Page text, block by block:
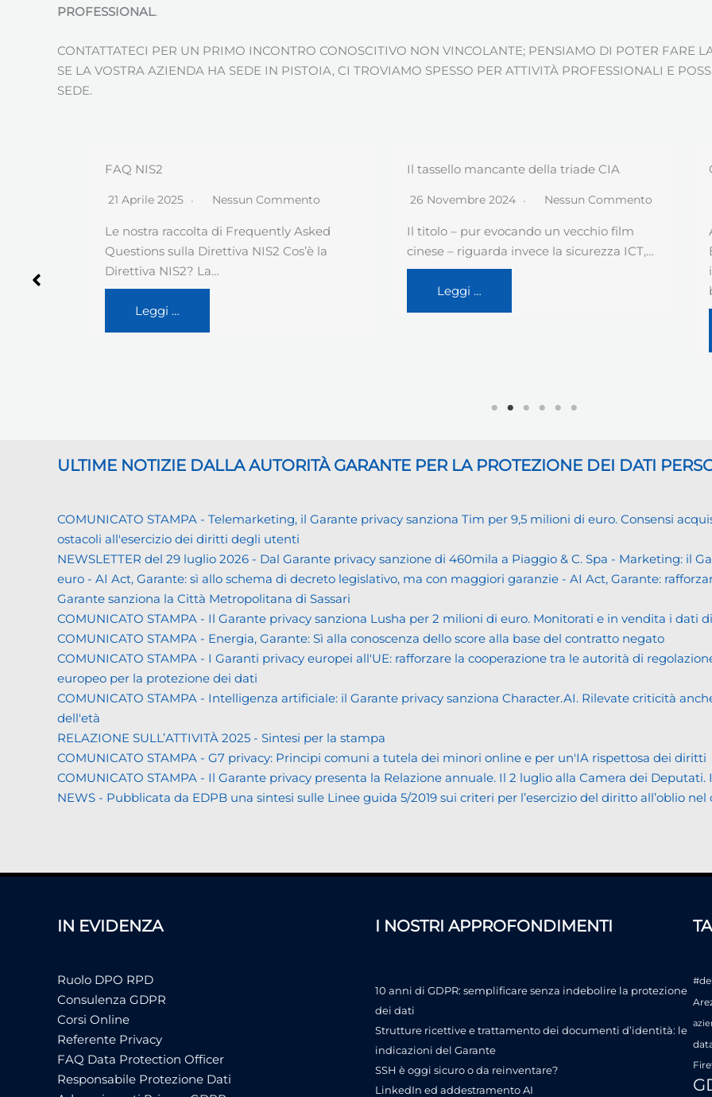
PROFESSIONAL.
CONTATTATECI PER UN PRIMO INCONTRO CONOSCITIVO NON VINCOLANTE; PENSIAMO DI POTER FARE
SE LA VOSTRA AZIENDA HA SEDE IN PISTOIA, CI TROVIAMO SPESSO PER ATTIVITÀ PROFESSIONALI E
SEDE.
Il tassello mancante della triade CIA
26 Novembre 2024 Nessun Commento
Il titolo – pur evocando un vecchio film
cinese – riguarda invece la sicurezza ICT,…
Leggi …
Caso Equalize
30 Ottobre 2024 Nessun Commento
Appare chiarissimo che l’ultimo “caso
Equalize” certifica un livello di
inadeguatezza della cybersecurity delle
banche…
ULTIME NOTIZIE DALLA AUTORITÀ GARANTE PER LA PROTEZIONE DEI DATI
COMUNICATO STAMPA - Telemarketing, il Garante privacy sanziona Tim per 9,5 milioni di euro. Consensi
ostacoli all'esercizio dei diritti degli utenti
NEWSLETTER del 29 luglio 2026 - Dal Garante privacy sanzione di 460mila a Piaggio & C. Spa - Marketing: il
euro - AI Act, Garante: sì allo schema di decreto legislativo, ma con maggiori garanzie - AI Act, Garante:
Garante sanziona la Città Metropolitana di Sassari
COMUNICATO STAMPA - Il Garante privacy sanziona Lusha per 2 milioni di euro. Monitorati e in vendita i dati
COMUNICATO STAMPA - Energia, Garante: Sì alla conoscenza dello score alla base del contratto negato
COMUNICATO STAMPA - I Garanti privacy europei all'UE: rafforzare la cooperazione tra le autorità di
europeo per la protezione dei dati
COMUNICATO STAMPA - Intelligenza artificiale: il Garante privacy sanziona Character.AI. Rilevate criticità
dell'età
RELAZIONE SULL’ATTIVITÀ 2025 - Sintesi per la stampa
COMUNICATO STAMPA - G7 privacy: Principi comuni a tutela dei minori online e per un'IA rispettosa dei diritti
COMUNICATO STAMPA - Il Garante privacy presenta la Relazione annuale. Il 2 luglio alla Camera dei
NEWS - Pubblicata da EDPB una sintesi sulle Linee guida 5/2019 sui criteri per l’esercizio del diritto all’oblio
IN EVIDENZA
Ruolo DPO RPD
Consulenza GDPR
Corsi Online
Referente Privacy
FAQ Data Protection Officer
Responsabile Protezione Dati
I NOSTRI APPROFONDIMENTI
10 anni di GDPR: semplificare senza indebolire la protezione
dei dati
Strutture ricettive e trattamento dei documenti d’identità: le
indicazioni del Garante
SSH è oggi sicuro o da reinventare?
LinkedIn ed addestramento AI